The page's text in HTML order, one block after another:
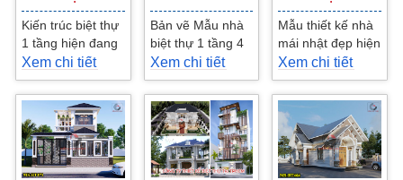
Kiến trúc biệt thự
1 tầng hiện đang
có nhiều sự thay
đổi đa dạng về
phong cách
cũng...
Xem chi tiết
Bản vẽ Mẫu nhà
biệt thự 1 tầng 4
phòng ngủ mái
nhật 13x15m kiểu
tân cổ điển dành
cho...
Xem chi tiết
Mẫu thiết kế nhà
mái nhật đẹp hiện
nay đang được
nhiều hộ gia đình
lựa chọn để...
Xem chi tiết